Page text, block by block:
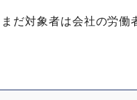
だ対象者は会社の労働